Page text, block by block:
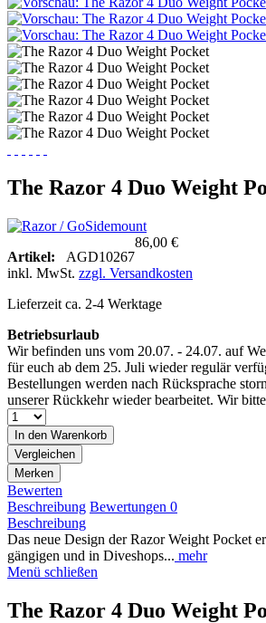
The Razor 4 Duo Weight
Artikel: AGD10267
86,00 €
inkl. MwSt. zzgl. Versandkosten
Lieferzeit ca. 2-4 Werktage
Betriebsurlaub
Wir befinden uns vom 20.07. - 24.07. auf
für euch ab dem 25. Juli wieder regulär
Bestellungen werden nach Rücksprache
unserer Rückkehr wieder bearbeitet. Wir
In den Warenkorb
Vergleichen
Merken
Bewerten
Beschreibung Bewertungen 0
Beschreibung
Das neue Design der Razor Weight Pocket
gängigen und in Diveshops... mehr
Menü schließen
The Razor 4 Duo Weight